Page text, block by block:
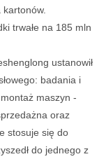
trwałe na 185 mln
ustanowił
badania i
maszyn -
oraz
stosuje się do
do jednego z